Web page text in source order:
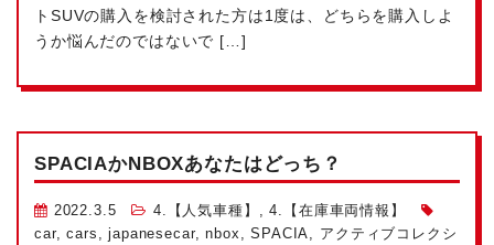
トSUVの購入を検討された方は1度は、どちらを購入しよ
うか悩んだのではないで […]
SPACIAかNBOXあなたはどっち？
2022.3.5 4.【人気車種】 ,4.【在庫車両情報】
car,cars ,japanesecar,nbox ,SPACIA
アクティブコレクシ